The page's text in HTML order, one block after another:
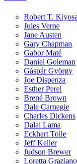
Robert T.
Jules Verne
Jane Austen
Gary Chapman
Gabor Maté
Daniel Goleman
Gáspár György
Joe Dispenza
Esther Perel
Brené Brown
Dale Carnegie
Charles Dickens
Dalai Lama
Eckhart Tolle
Jeff Keller
Judson Brewer
Loretta